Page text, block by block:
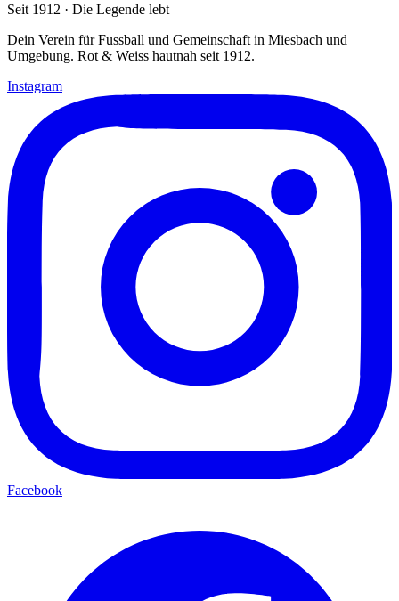
Seit 1912 · Die Legende lebt
Dein Verein für Fussball und Gemeinschaft in Miesbach und
Umgebung. Rot & Weiss hautnah seit 1912.
Instagram
Facebook